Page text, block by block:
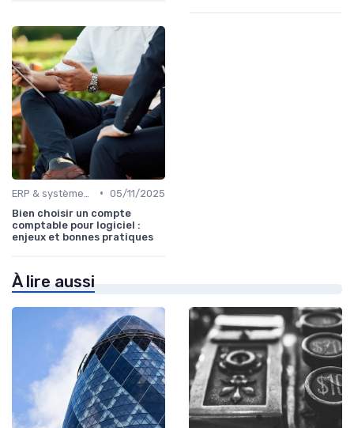
• 05/11/2025
Bien choisir un compte
comptable pour logiciel :
enjeux et bonnes pratiques
À lire aussi